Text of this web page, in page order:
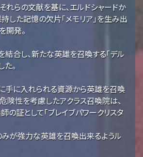
れらの文献を基に、エルドシャードか
した記憶の欠片「メモリア」を生み出
開発。
結合し、新たな英雄を召喚する「デル
。
手に入れられる資源から英雄を召喚
険性を考慮したアクラス召喚院は、
の証として「ブレイブパワークリスタ
が強力な英雄を召喚出来るようル